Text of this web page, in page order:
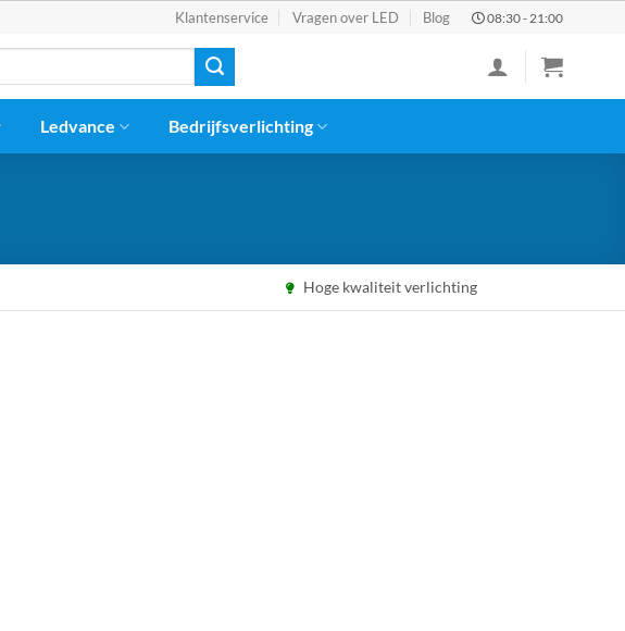
Klantenservice Vragen over LED Blog 08:30 - 21:00
Ledvance Bedrijfsverlichting
Hoge kwaliteit verlichting